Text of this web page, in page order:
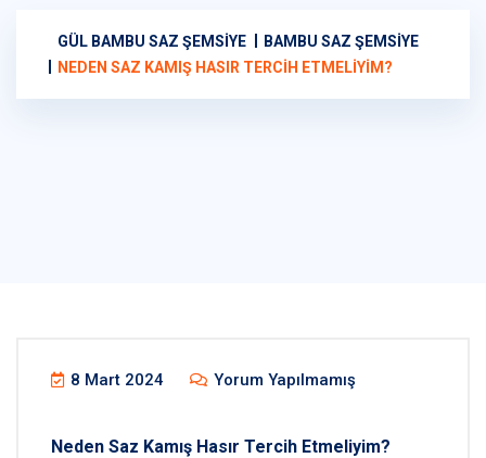
GÜL BAMBU SAZ ŞEMSIYE
BAMBU SAZ ŞEMSIYE
NEDEN SAZ KAMIŞ HASIR TERCIH ETMELIYIM?
8 Mart 2024 Yorum Yapılmamış
Neden Saz Kamış Hasır Tercih Etmeliyim?